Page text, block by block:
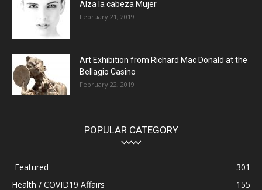
Alza la cabeza Mujer
February 21, 2019
Art Exhibition from Richard Mac Donald at the
Bellagio Casino
February 22, 2019
POPULAR CATEGORY
-Featured
301
Health / COVID19 Affairs
155